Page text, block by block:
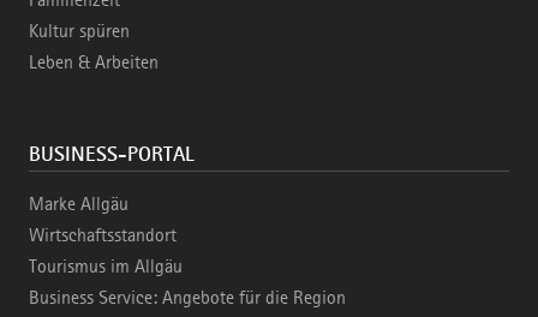
Kultur spüren
Leben & Arbeiten
BUSINESS-PORTAL
Marke Allgäu
Wirtschaftsstandort
Tourismus im Allgäu
Business Service: Angebote für die Region